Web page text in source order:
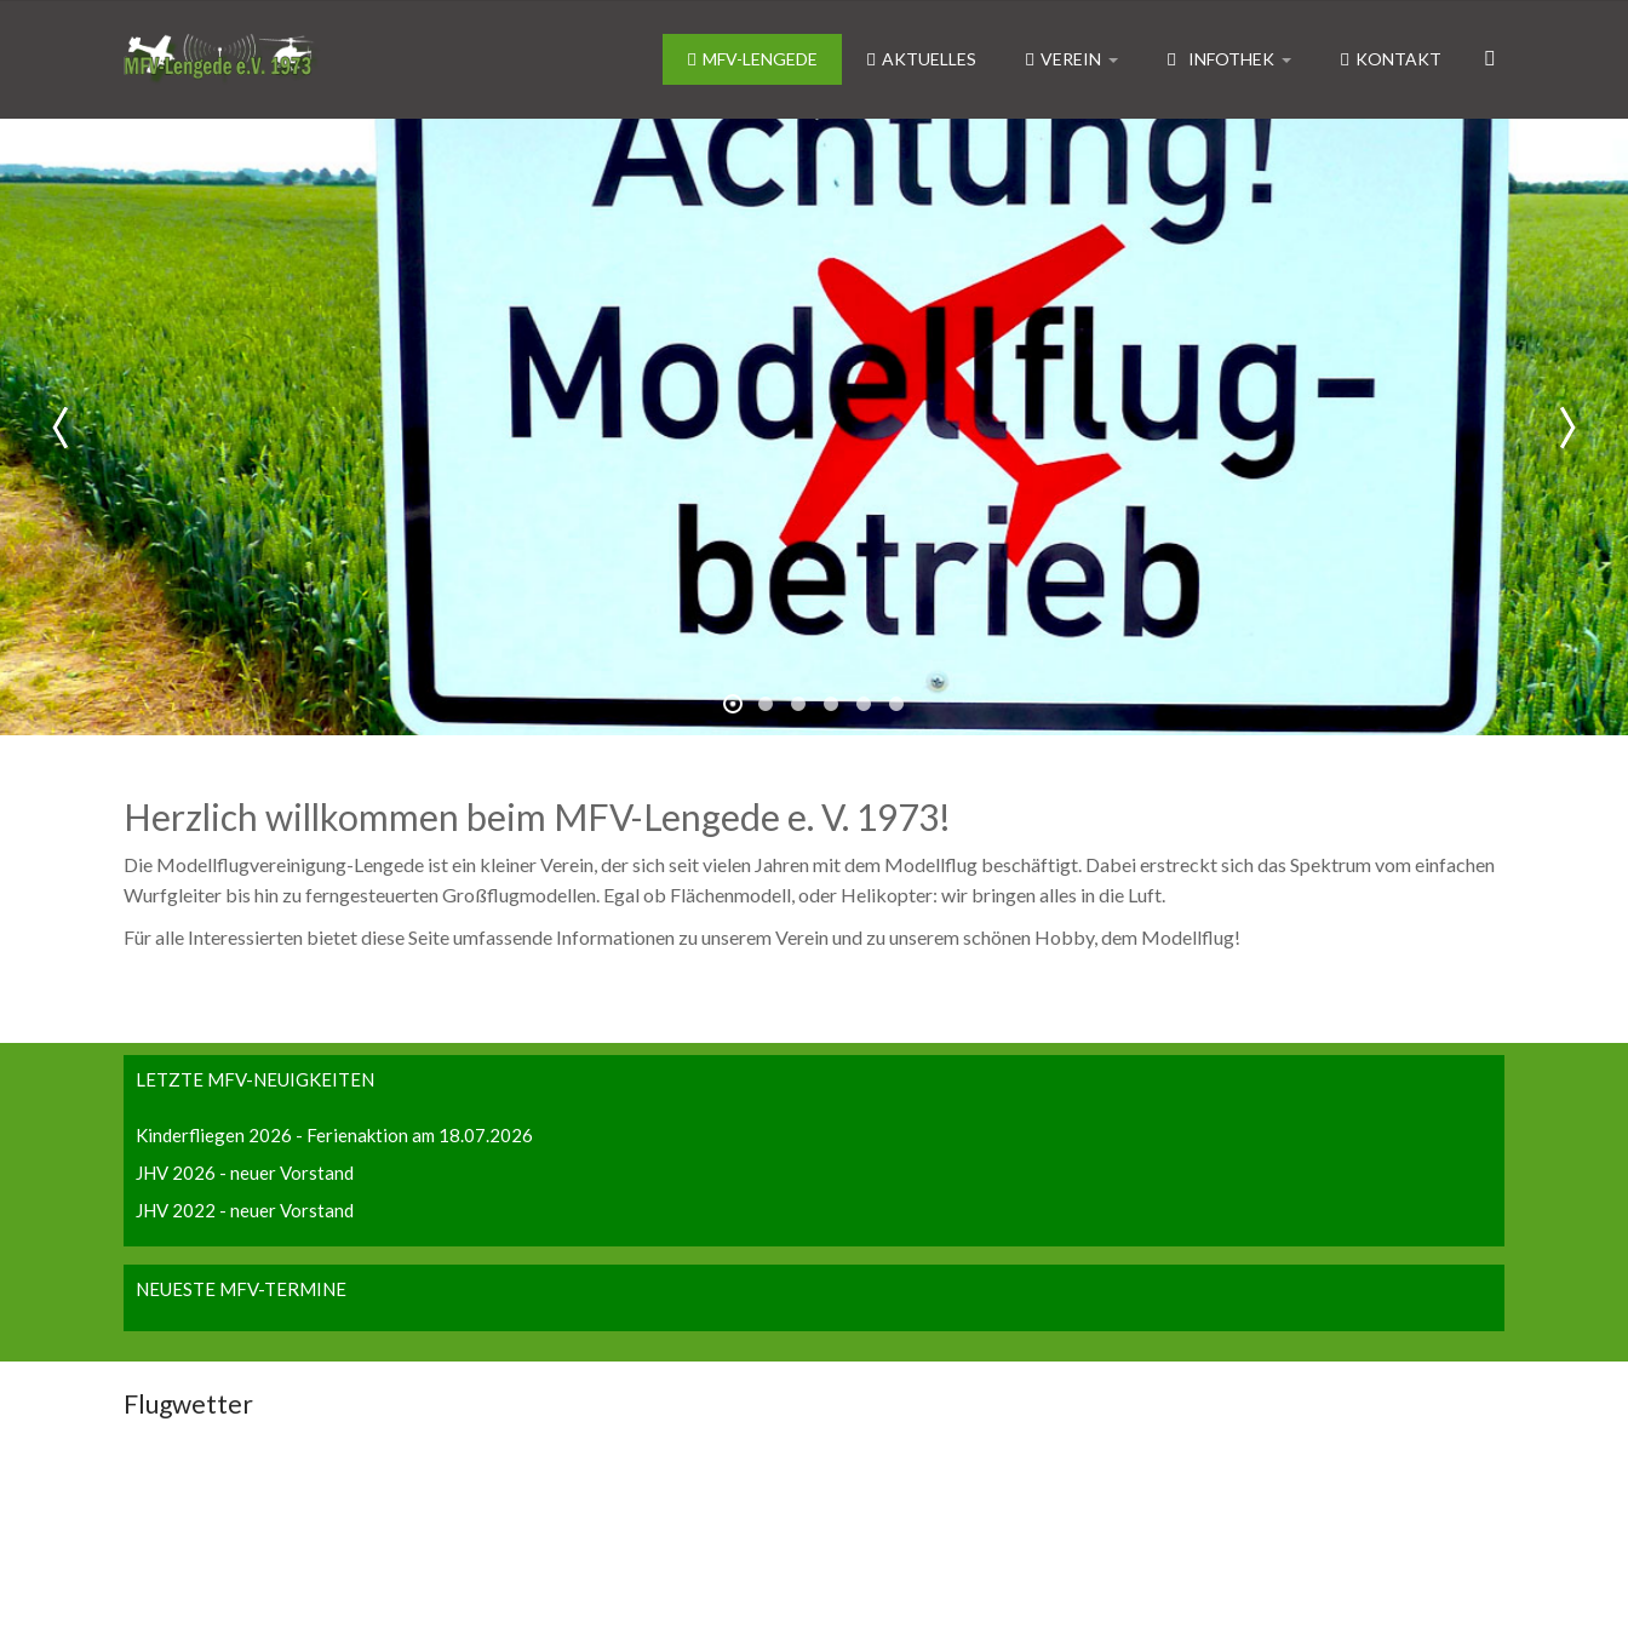
MFV-LENGEDE AKTUELLES VEREIN INFOTHEK KONTAKT
Herzlich willkommen beim MFV-Lengede e. V. 1973!
Die Modellflugvereinigung-Lengede ist ein kleiner Verein, der sich seit vielen Jahren mit dem Modellflug beschäftigt. Dabei erstreckt sich das Spektrum vom einfachen
Wurfgleiter bis hin zu ferngesteuerten Großflugmodellen. Egal ob Flächenmodell, oder Helikopter: wir bringen alles in die Luft.
Für alle Interessierten bietet diese Seite umfassende Informationen zu unserem Verein und zu unserem schönen Hobby, dem Modellflug!
LETZTE MFV-NEUIGKEITEN
Kinderfliegen 2026 - Ferienaktion am 18.07.2026
JHV 2026 - neuer Vorstand
JHV 2022 - neuer Vorstand
NEUESTE MFV-TERMINE
Flugwetter